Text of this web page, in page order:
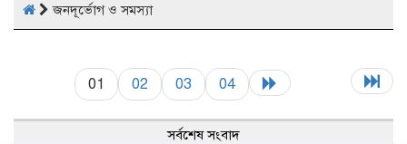
জনদূর্ভোগ ও সমস্যা
01 02 03 04
সর্বশেষ সংবাদ